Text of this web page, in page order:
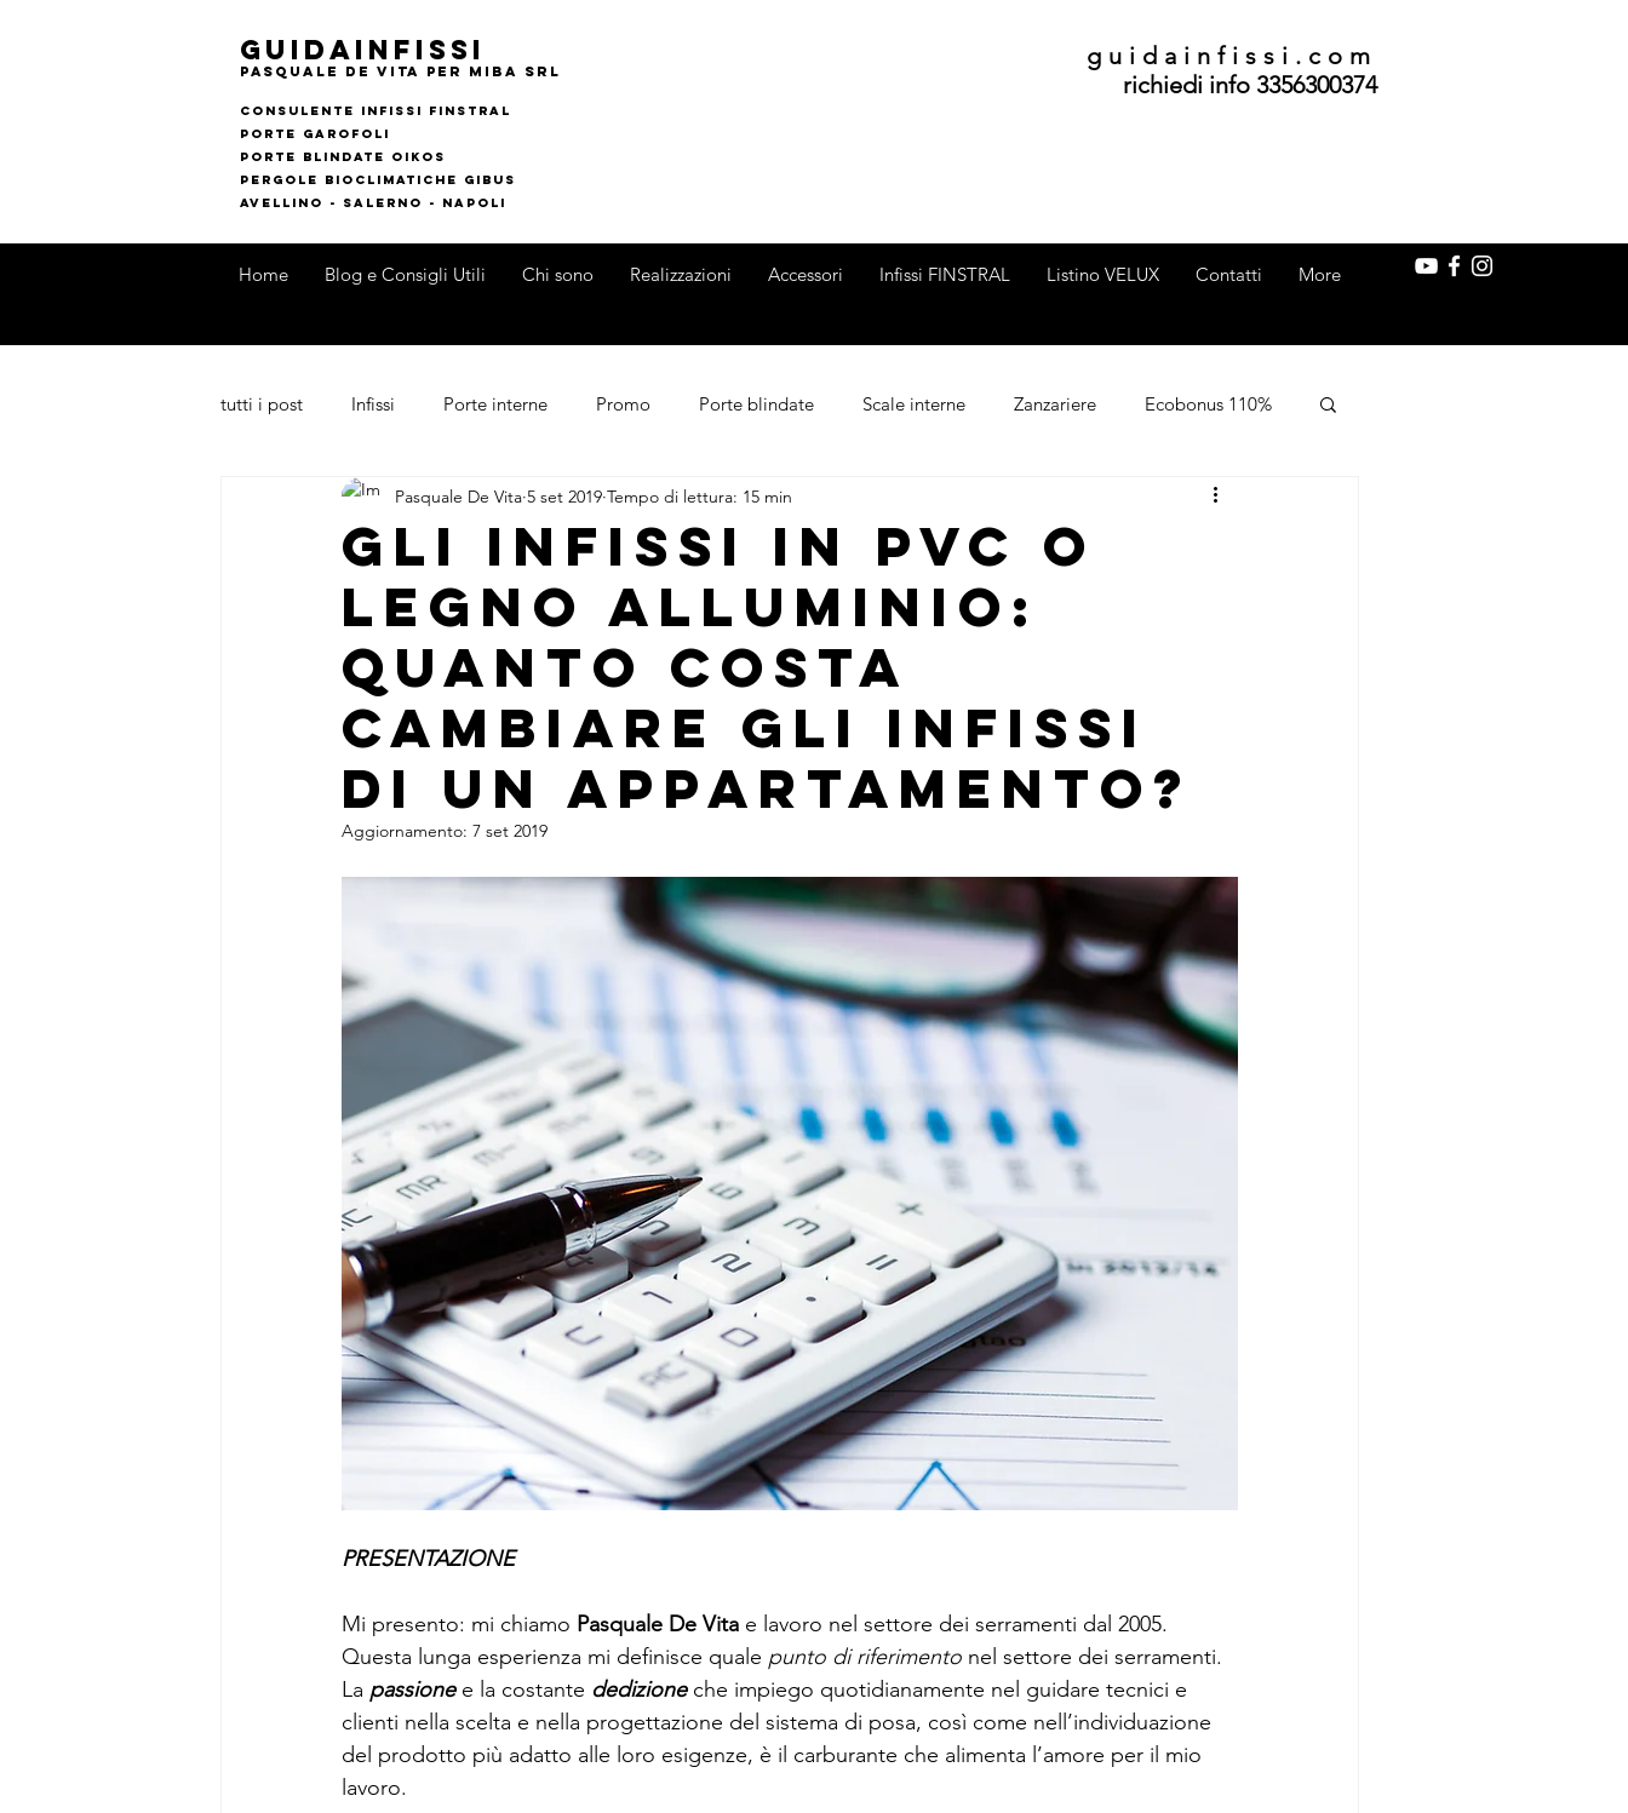
guidainfissi
pasquale de vita per MIBA srl
consulente infissi finstral
porte garofoli
PORTE BLINDATE OIKOS
pERGOLE bIOCLIMATI CHE gIBUS
AVELLINO - SALERNO - NAPOLI
guidainfissi.com
richiedi info 3356300374
Home Blog e Consigli Utili Chi sono Realizzazioni Accessori Infissi FINSTRAL Listino VELUX Contatti More
tutti i post Infissi Porte interne Promo Porte blindate Scale interne Zanzariere Ecobonus 110%
Novità di Prodotti
Gli Infissi in PVC o
legno alluminio:
Quanto Costa
Cambiare gli Infissi
di un Appartamento?
Pasquale De Vita 5 set 2019 Tempo di lettura: 15 min
Aggiornamento: 7 set 2019
PRESENTAZIONE
Mi presento: mi chiamo Pasquale De Vita e lavoro nel settore dei serramenti dal 2005.
Questa lunga esperienza mi definisce quale punto di riferimento nel settore dei serramenti.
La passione e la costante dedizione che impiego quotidianamente nel guidare tecnici e
clienti nella scelta e nella progettazione del sistema di posa, così come nell’individuazione
del prodotto più adatto alle loro esigenze, è il carburante che alimenta l’amore per il mio
lavoro.